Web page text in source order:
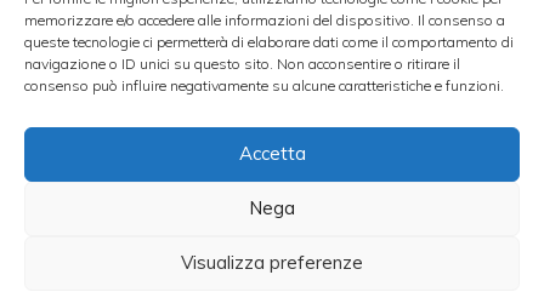
memorizzare e/o accedere alle informazioni del dispositivo. Il consenso a
queste tecnologie ci permetterà di elaborare dati come il comportamento di
navigazione o ID unici su questo sito. Non acconsentire o ritirare il
consenso può influire negativamente su alcune caratteristiche e funzioni.
Accetta
Nega
Visualizza preferenze
Tagliare l’impasto steso con un taglia
biscotti della forma che preferite (i
ritagli di pasta che avanzano non
vanno impastati nuovamente, ma
sovrapposti e stesi nuovamente tra
due fogli di carta da forno).